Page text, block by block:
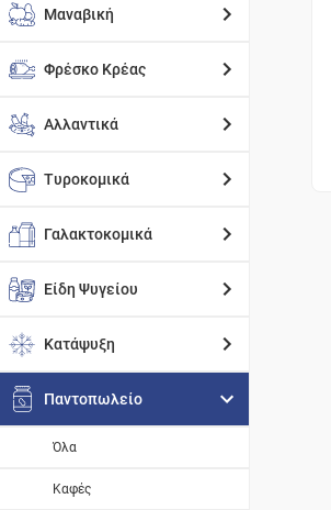
Μαναβική
Φρέσκο Κρέας
Αλλαντικά
Τυροκομικά
Γαλακτοκομικά
Είδη Ψυγείου
Κατάψυξη
Παντοπωλείο
Όλα
Καφές